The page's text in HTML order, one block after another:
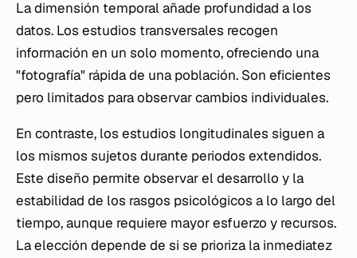
La dimensión temporal añade profundidad a los
datos. Los estudios transversales recogen
información en un solo momento, ofreciendo una
"fotografía" rápida de una población. Son eficientes
pero limitados para observar cambios individuales.
En contraste, los estudios longitudinales siguen a
los mismos sujetos durante periodos extendidos.
Este diseño permite observar el desarrollo y la
estabilidad de los rasgos psicológicos a lo largo del
tiempo, aunque requiere mayor esfuerzo y recursos.
La elección depende de si se prioriza la inmediatez